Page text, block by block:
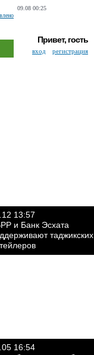
09.08 00:25
Привет, гость
вход регистрация
13:57
и Банк Эсхата
таджикских
16:54